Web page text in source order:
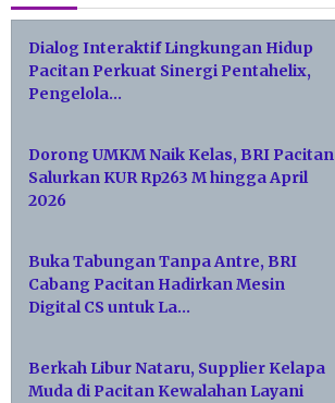
Dialog Interaktif Lingkungan Hidup
Pacitan Perkuat Sinergi Pentahelix,
Pengelola…
Dorong UMKM Naik Kelas, BRI Pacitan
Salurkan KUR Rp263 M hingga April
2026
Buka Tabungan Tanpa Antre, BRI
Cabang Pacitan Hadirkan Mesin
Digital CS untuk La…
Berkah Libur Nataru, Supplier Kelapa
Muda di Pacitan Kewalahan Layani